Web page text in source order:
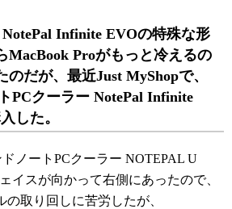
Infinite EVOの特殊な形
MacBook Proがもっと冷えるの
だが、最近Just MyShopで、
PCクーラー NotePal Infinite
した。
ドノートPCクーラー NOTEPAL U
イスが向かって右側にあったので、
取り回しに苦労したが、